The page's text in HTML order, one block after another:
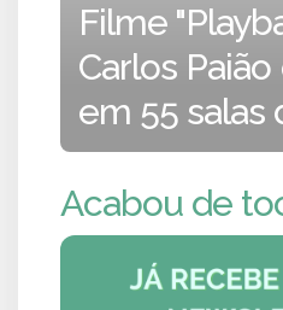
Filme
Carlos
em 55 salas
Acabou de